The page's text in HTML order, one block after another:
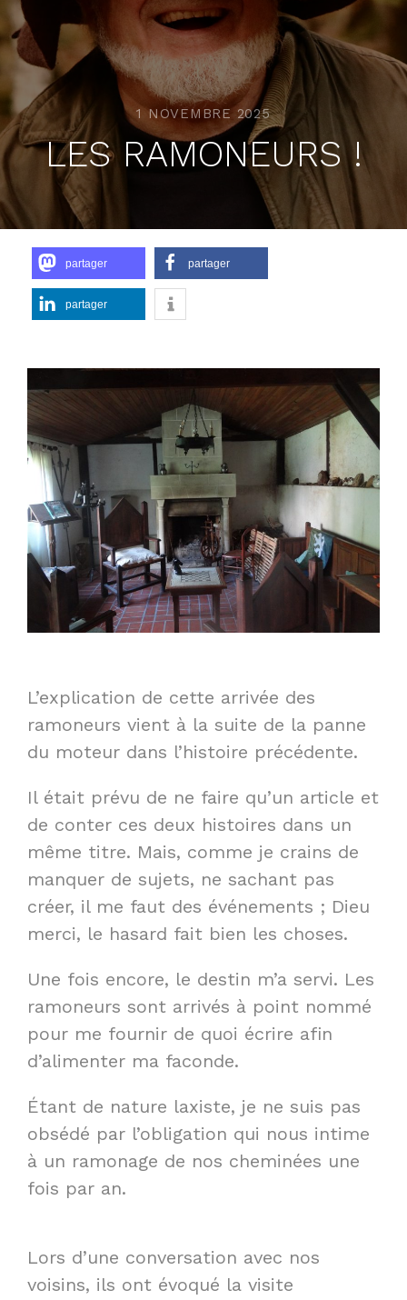
1 NOVEMBRE 2025
LES RAMONEURS !
partager partager
partager
L’explication de cette arrivée des
ramoneurs vient à la suite de la panne
du moteur dans l’histoire précédente.
Il était prévu de ne faire qu’un article et
de conter ces deux histoires dans un
même titre. Mais, comme je crains de
manquer de sujets, ne sachant pas
créer, il me faut des événements ; Dieu
merci, le hasard fait bien les choses.
Une fois encore, le destin m’a servi. Les
ramoneurs sont arrivés à point nommé
pour me fournir de quoi écrire afin
d’alimenter ma faconde.
Étant de nature laxiste, je ne suis pas
obsédé par l’obligation qui nous intime
à un ramonage de nos cheminées une
fois par an.
Lors d’une conversation avec nos
voisins, ils ont évoqué la visite